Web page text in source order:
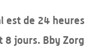
est de 24 heures
8 jours. Bby Zorg